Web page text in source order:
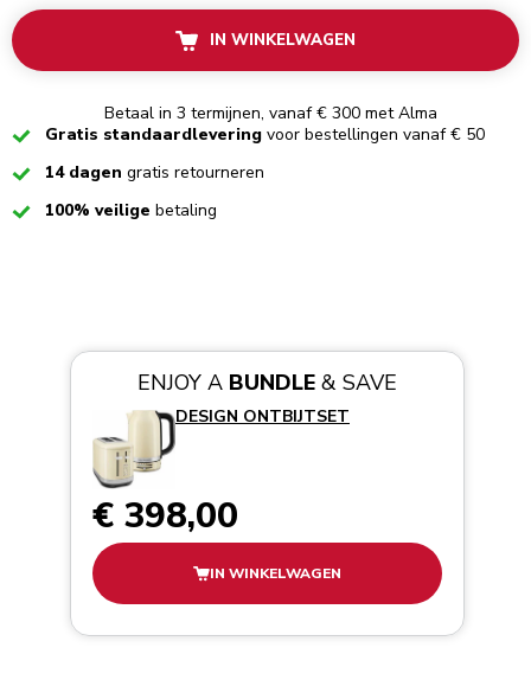
IN WINKELWAGEN
Betaal in 3 termijnen, vanaf € 300 met Alma
CheckedGratis standaardlevering voor bestellingen vanaf € 50
Checked14 dagen gratis retourneren
Checked100% veilige betaling
ENJOY A BUNDLE& SAVE
DESIGN ONTBIJTSET
€ 398,00
IN WINKELWAGEN